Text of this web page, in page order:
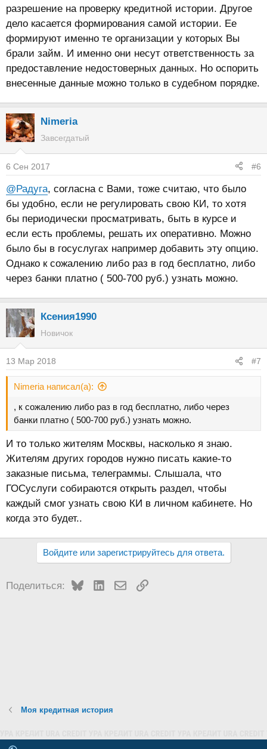
разрешение на проверку кредитной истории. Другое
дело касается формирования самой истории. Ее
формируют именно те организации у которых Вы
брали займ. И именно они несут ответственность за
предоставление недостоверных данных. Но оспорить
внесенные данные можно только в судебном порядке.
Nimeria
Завсегдатый
6 Сен 2017 #6
@Радуга, согласна с Вами, тоже считаю, что было
бы удобно, если не регулировать свою КИ, то хотя
бы периодически просматривать, быть в курсе и
если есть проблемы, решать их оперативно. Можно
было бы в госуслугах например добавить эту опцию.
Однако к сожалению либо раз в год бесплатно, либо
через банки платно ( 500-700 руб.) узнать можно.
Ксения1990
Новичок
13 Мар 2018 #7
Nimeria написал(а):
, к сожалению либо раз в год бесплатно, либо через
банки платно ( 500-700 руб.) узнать можно.
И то только жителям Москвы, насколько я знаю.
Жителям других городов нужно писать какие-то
заказные письма, телеграммы. Слышала, что
ГОСуслуги собираются открыть раздел, чтобы
каждый смог узнать свою КИ в личном кабинете. Но
когда это будет..
Войдите или зарегистрируйтесь для ответа.
Поделиться: BlueskyLinkedInЭлектронная почта
Ссылка
Моя кредитная история